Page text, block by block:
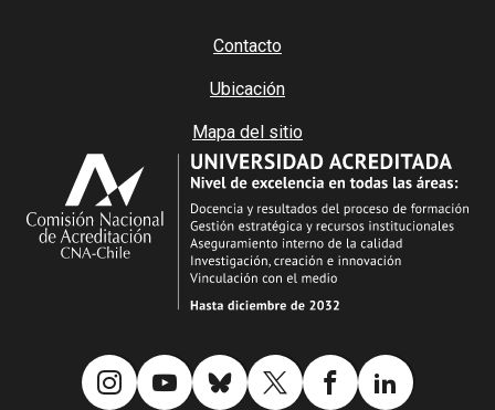
Contacto
Ubicación
Mapa del sitio